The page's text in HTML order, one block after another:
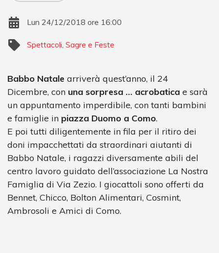
Lun 24/12/2018 ore 16:00
Spettacoli Sagre e Feste
Babbo Natale arriverà quest’anno, il 24
Dicembre, con una sorpresa … acrobatica e sarà
un appuntamento imperdibile, con tanti bambini
e famiglie in piazza Duomo a Como.
E poi tutti diligentemente in fila per il ritiro dei
doni impacchettati da straordinari aiutanti di
Babbo Natale, i ragazzi diversamente abili del
centro lavoro guidato dell’associazione La Nostra
Famiglia di Via Zezio. I giocattoli sono offerti da
Bennet, Chicco, Bolton Alimentari, Cosmint,
Ambrosoli e Amici di Como.